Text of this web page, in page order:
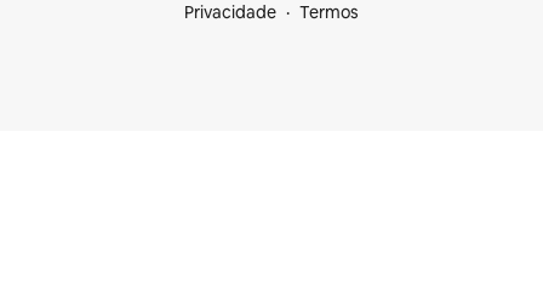
Privacidade
Termos